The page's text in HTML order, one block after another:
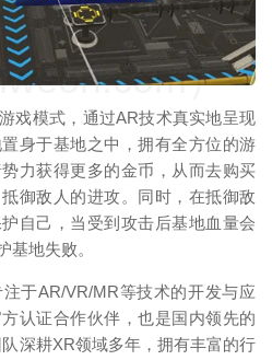
戏模式，通过AR技术真实地呈现
身于基地之中，拥有全方位的游
力获得更多的金币，从而去购买
御敌人的进攻。同时，在抵御敌
自己，当受到攻击后基地血量会
基地失败。
于AR/VR/MR等技术的开发与应
认证合作伙伴，也是国内领先的
深耕XR领域多年，拥有丰富的行
）